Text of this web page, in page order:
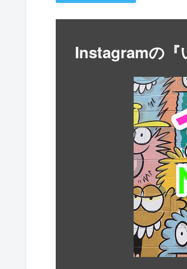
Instagramの『